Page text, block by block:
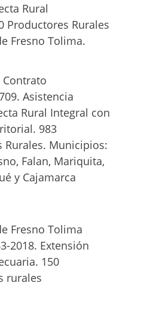
Rural
Productores Rurales
Fresno Tolima.
Contrato
Asistencia
Rural Integral con
983
Rurales. Municipios:
Falan, Mariquita,
y Cajamarca
Fresno Tolima
2018. Extensión
150
rurales